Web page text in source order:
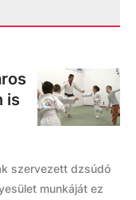
is
szervezett dzsúdó
munkáját ez